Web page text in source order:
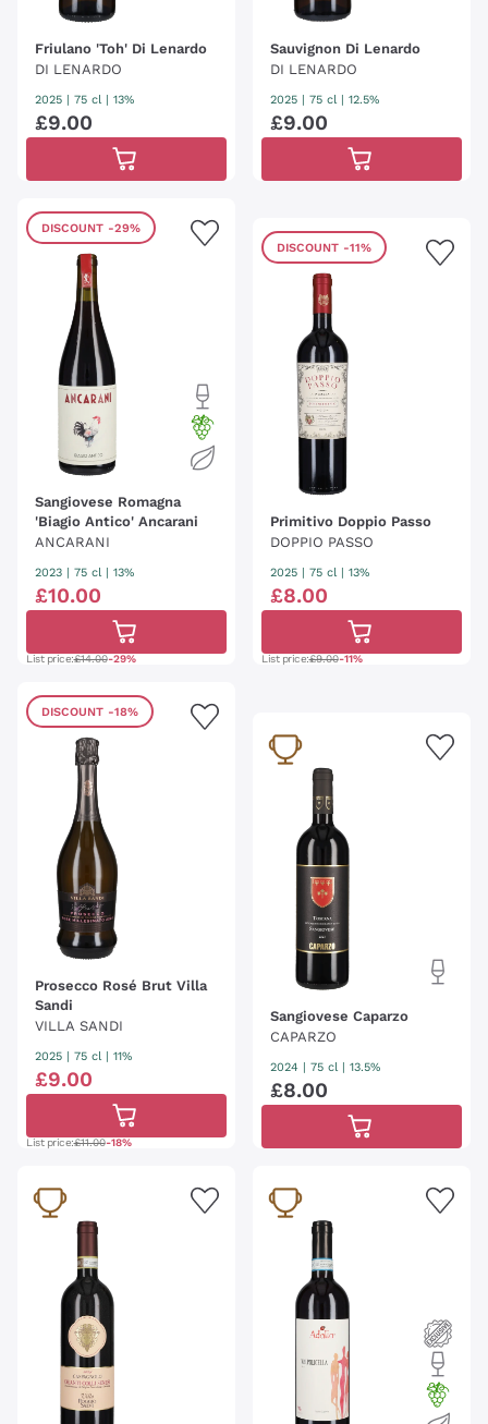
Friulano 'Toh' Di Lenardo
DI LENARDO
2025 75 cl | 13%
£9.00
Sauvignon Di Lenardo
DI LENARDO
2025 75 cl | 12.5%
£9.00
DISCOUNT -29%
Sangiovese Romagna
'Biagio Antico' Ancarani
ANCARANI
2023 75 cl | 13%
£10.00
List price:£14.00-29%
DISCOUNT -11%
Primitivo Doppio Passo
DOPPIO PASSO
2025 75 cl | 13%
£8.00
List price:£9.00-11%
DISCOUNT -18%
Prosecco Rosé Brut Villa
Sandi
VILLA SANDI
2025 75 cl | 11%
£9.00
List price:£11.00-18%
Sangiovese Caparzo
CAPARZO
2024 75 cl | 13.5%
£8.00